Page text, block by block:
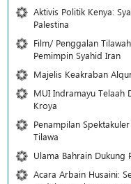
Aktivis Politik Kenya:
Palestina
Film/ Penggalan
Pemimpin Syahid Iran
Majelis Keakraban
MUI Indramayu Telaah
Kroya
Penampilan
Tilawa
Ulama Bahrain Dukung
Acara Arbain Husaini: